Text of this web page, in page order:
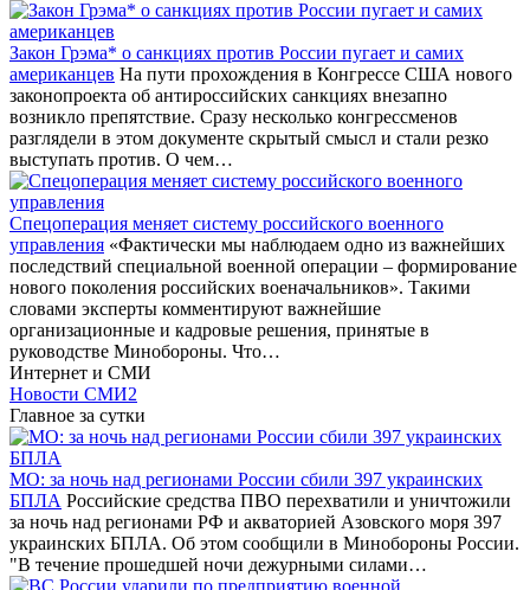
Закон Грэма* о санкциях против России пугает и самих
американцев На пути прохождения в Конгрессе США нового
законопроекта об антироссийских санкциях внезапно
возникло препятствие. Сразу несколько конгрессменов
разглядели в этом документе скрытый смысл и стали резко
выступать против. О чем…
Спецоперация меняет систему российского военного
управления «Фактически мы наблюдаем одно из важнейших
последствий специальной военной операции – формирование
нового поколения российских военачальников». Такими
словами эксперты комментируют важнейшие
организационные и кадровые решения, принятые в
руководстве Минобороны. Что…
Интернет и СМИ
Новости СМИ2
Главное за сутки
МО: за ночь над регионами России сбили 397 украинских
БПЛА Российские средства ПВО перехватили и уничтожили
за ночь над регионами РФ и акваторией Азовского моря 397
украинских БПЛА. Об этом сообщили в Минобороны России.
"В течение прошедшей ночи дежурными силами…